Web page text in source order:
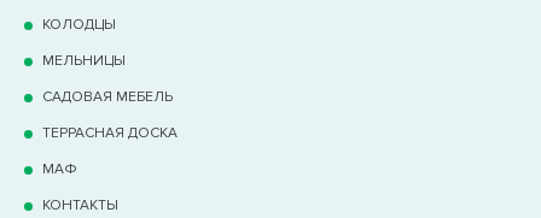
КОЛОДЦЫ
МЕЛЬНИЦЫ
САДОВАЯ МЕБЕЛЬ
ТЕРРАCНАЯ ДОСКА
МАФ
КОНТАКТЫ